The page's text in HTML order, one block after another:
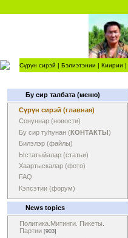
Сүрүн сирэй | Бэлиэтэнии | Киирии |
Бу сир талбата (меню)
Сүрүн сирэй (главная)
Сонуннар (новости)
Бу сир туһунан (КОНТАКТЫ)
Билэлэр (файлы)
Ыстатыйалар (статьи)
Хаартыскалар (фото)
FAQ
Кэпсэтии (форум)
News topics
Политика.Митинги. Пикеты.
Партии [903]